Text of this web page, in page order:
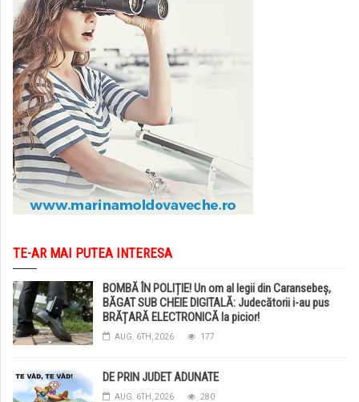
TE-AR MAI PUTEA INTERESA
BOMBĂ ÎN POLIȚIE! Un om al legii din Caransebeș,
BĂGAT SUB CHEIE DIGITALĂ: Judecătorii i-au pus
BRĂȚARĂ ELECTRONICĂ la picior!
AUG. 6TH, 2026 177
DE PRIN JUDET ADUNATE
AUG. 6TH, 2026 280